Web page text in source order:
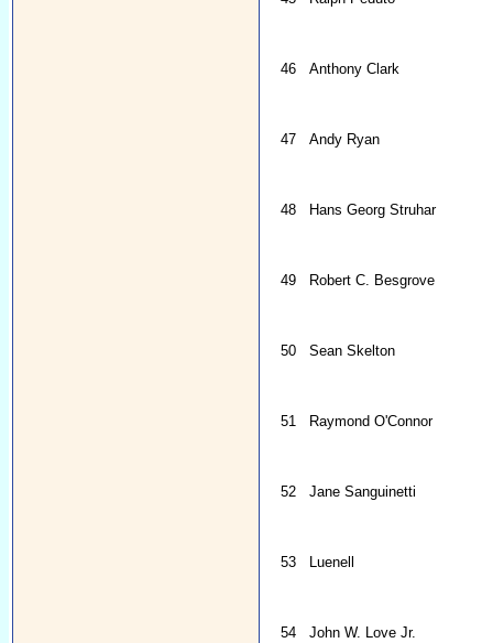
46 Anthony Clark
47 Andy Ryan
48 Hans Georg Struhar
49 Robert C. Besgrove
50 Sean Skelton
51 Raymond O'Connor
52 Jane Sanguinetti
53 Luenell
54 John W. Love Jr.